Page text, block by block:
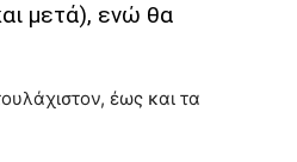
μετά), ενώ θα
έως και τα